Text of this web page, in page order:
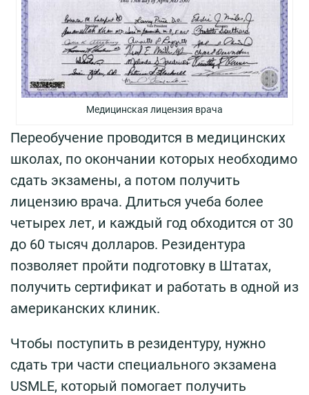
Медицинская лицензия врача
Переобучение проводится в медицинских
школах, по окончании которых необходимо
сдать экзамены, а потом получить
лицензию врача. Длиться учеба более
четырех лет, и каждый год обходится от 30
до 60 тысяч долларов. Резидентура
позволяет пройти подготовку в Штатах,
получить сертификат и работать в одной из
американских клиник.
Чтобы поступить в резидентуру, нужно
сдать три части специального экзамена
USMLE, который помогает получить